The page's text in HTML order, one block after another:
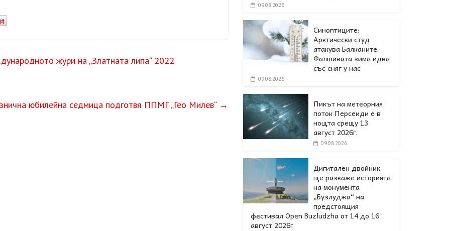
жури на „Златната липа“ 2022
юбилейна седмица подготвя ППМГ „Гео Милев“ →
09.08.2026
Синоптиците:
Арктически студ
атакува Балканите.
Фалшивата зима идва
със сняг у нас
09.08.2026
Пикът на метеорния
поток Персеиди е в
нощта срещу 13
август 2026г.
09.08.2026
Дигитален двойник
ще разкаже историята
на монумента
„Бузлуджа“ на
предстоящия
фестивал Open Buzludzha от 14 до 16
август 2026г.